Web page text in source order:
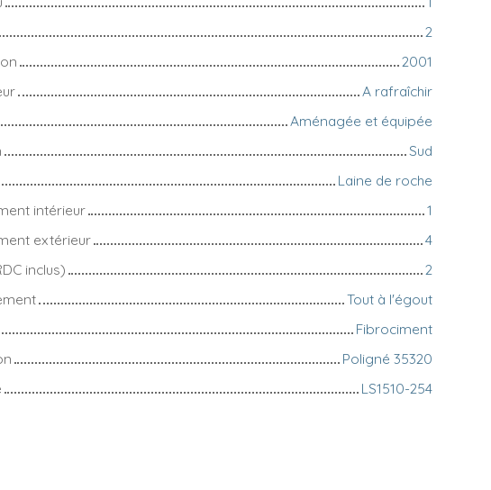
2
2001
A rafraîchir
Aménagée et équipée
Sud
Laine de roche
intérieur
1
extérieur
4
inclus)
2
Tout à l'égout
Fibrociment
Poligné 35320
LS1510-254